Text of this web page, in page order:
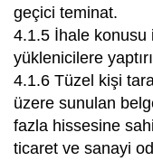
geçici teminat.
4.1.5 İhale konusu
yüklenicilere
4.1.6 Tüzel kişi
üzere sunulan
fazla hissesine
ticaret ve sanayi